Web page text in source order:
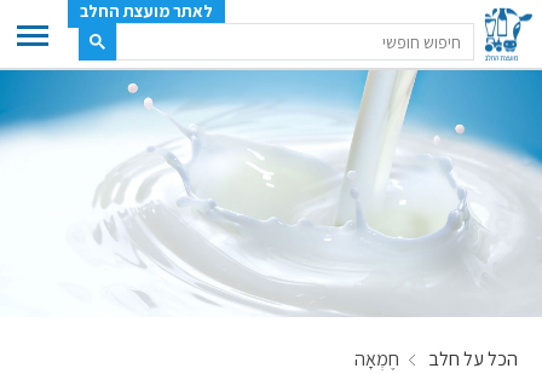
ענף החלב
מועצת החלב
משק החלב
תעשיית החלב
לאתר מועצת החלב
הכל על חלב חֶמְאָה